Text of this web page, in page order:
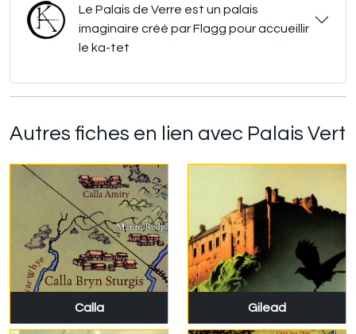
Le Palais de Verre est un palais
imaginaire créé par Flagg pour accueillir
le ka-tet
Autres fiches en lien avec Palais Vert
Calla Gilead